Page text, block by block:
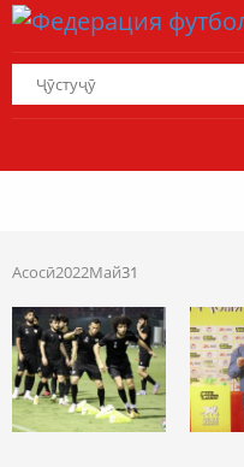
Асосӣ2022Май31